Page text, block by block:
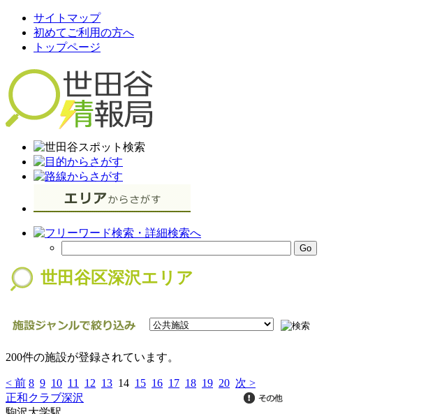
サイトマップ
初めてご利用の方へ
トップページ
世田谷区深沢エリア
200件の施設が登録されています。
< 前 8 9 10 11 12 13 14 15 16 17 18 19 20 次 >
正和クラブ深沢